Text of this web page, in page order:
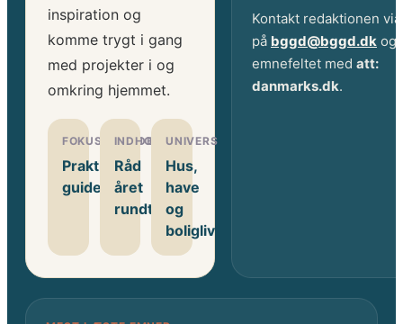
inspiration og
komme trygt i gang
med projekter i og
omkring hjemmet.
FOKUSOMRÅDE
Praktiske
guides
INDHOLD
Råd
året
rundt
UNIVERS
Hus,
have
og
boligliv
Kontakt redaktionen
på bggd@bggd.dk og
emnefeltet med att:
danmarks.dk.